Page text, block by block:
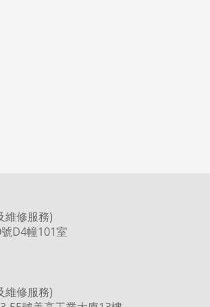
維修服務)
D4幢101室
維修服務)